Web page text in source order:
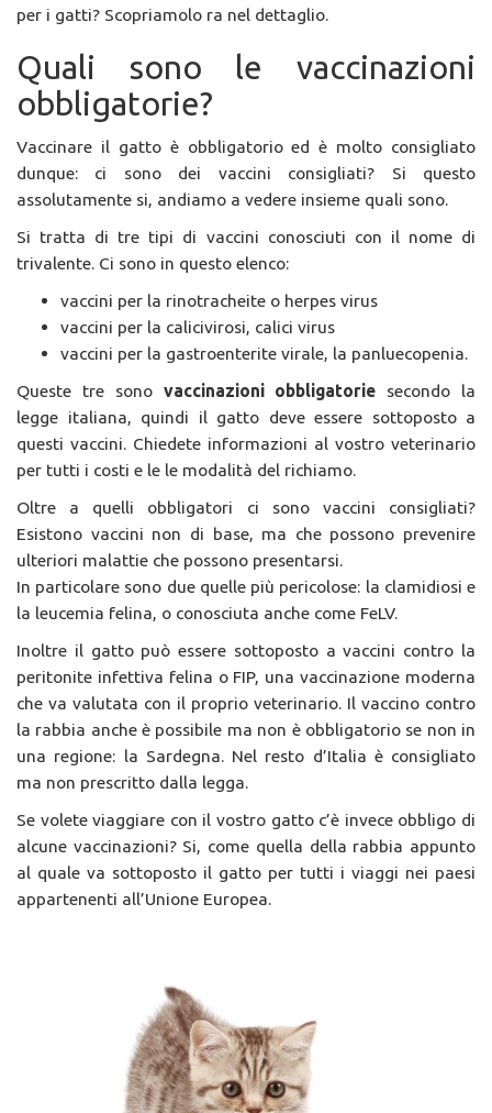
per i gatti? Scopriamolo ra nel dettaglio.
Quali sono le vaccinazioni
obbligatorie?
Vaccinare il gatto è obbligatorio ed è molto consigliato
dunque: ci sono dei vaccini consigliati? Si questo
assolutamente si, andiamo a vedere insieme quali sono.
Si tratta di tre tipi di vaccini conosciuti con il nome di
trivalente. Ci sono in questo elenco:
vaccini per la rinotracheite o herpes virus
vaccini per la calicivirosi, calici virus
vaccini per la gastroenterite virale, la panluecopenia.
Queste tre sono vaccinazioni obbligatorie secondo la
legge italiana, quindi il gatto deve essere sottoposto a
questi vaccini. Chiedete informazioni al vostro veterinario
per tutti i costi e le le modalità del richiamo.
Oltre a quelli obbligatori ci sono vaccini consigliati?
Esistono vaccini non di base, ma che possono prevenire
ulteriori malattie che possono presentarsi.
In particolare sono due quelle più pericolose: la clamidiosi e
la leucemia felina, o conosciuta anche come FeLV.
Inoltre il gatto può essere sottoposto a vaccini contro la
peritonite infettiva felina o FIP, una vaccinazione moderna
che va valutata con il proprio veterinario. Il vaccino contro
la rabbia anche è possibile ma non è obbligatorio se non in
una regione: la Sardegna. Nel resto d’Italia è consigliato
ma non prescritto dalla legga.
Se volete viaggiare con il vostro gatto c’è invece obbligo di
alcune vaccinazioni? Si, come quella della rabbia appunto
al quale va sottoposto il gatto per tutti i viaggi nei paesi
appartenenti all’Unione Europea.